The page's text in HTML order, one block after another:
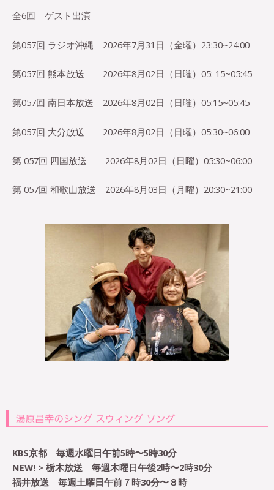
全6回 ゲスト出演
第057回 ラジオ沖縄 2026年7月31日（金曜）23:30~24:00
第057回 熊本放送 2026年8月02日（日曜）05: 15~05:45
第057回 南日本放送 2026年8月02日（日曜）05:15~05:45
第057回 大分放送 2026年8月02日（日曜）05:30~06:00
第 057回 四国放送 2026年8月02日（日曜）05:30~06:00
第 057回 和歌山放送 2026年8月03日（月曜） 20:30~21:00
KBS京都 毎週水曜日午前5時〜5時30分
NEW! > 栃木放送 毎週木曜日午後2時〜2時30分
福井放送 毎週土曜日午前７時30分〜８時